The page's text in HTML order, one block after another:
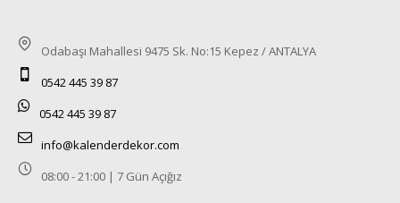
Odabaşı Mahallesi 9475 Sk. No:15 Kepez / ANTALYA
0542 445 39 87
0542 445 39 87
info@kalenderdekor.com
08:00 - 21:00 | 7 Gün Açığız